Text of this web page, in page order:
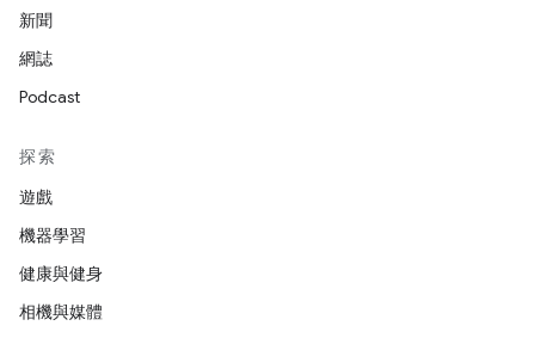
新聞
網誌
Podcast
探索
遊戲
機器學習
健康與健身
相機與媒體